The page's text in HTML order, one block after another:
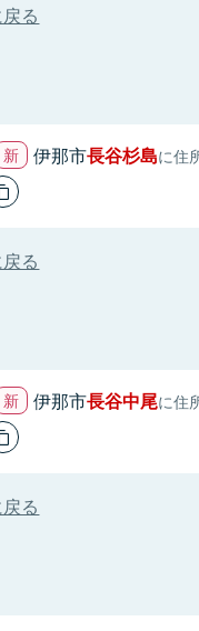
る
伊那市長谷杉島に住
る
伊那市長谷中尾に住
る